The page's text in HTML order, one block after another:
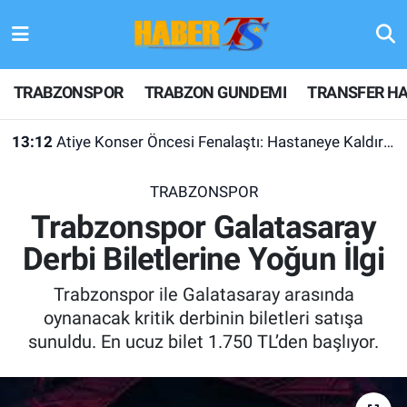
TRABZONSPOR TRABZON GUNDEMI TRANSFER
13:12 Atiye Konser Öncesi Fenalaştı: Hastaneye Kaldırıldı
TRABZONSPOR
Trabzonspor Galatasaray
Derbi Biletlerine Yoğun İlgi
Trabzonspor ile Galatasaray arasında
oynanacak kritik derbinin biletleri satışa
sunuldu. En ucuz bilet 1.750 TL’den başlıyor.
TRABZONSPOR
TRABZON GUNDEMI
KULİS MEYDANI
1461 TRABZON
FUTBOL
ALT LIGLER
Hava Durumu
Trafik Durumu
Son Dakika Haberleri
Haber Arşivi